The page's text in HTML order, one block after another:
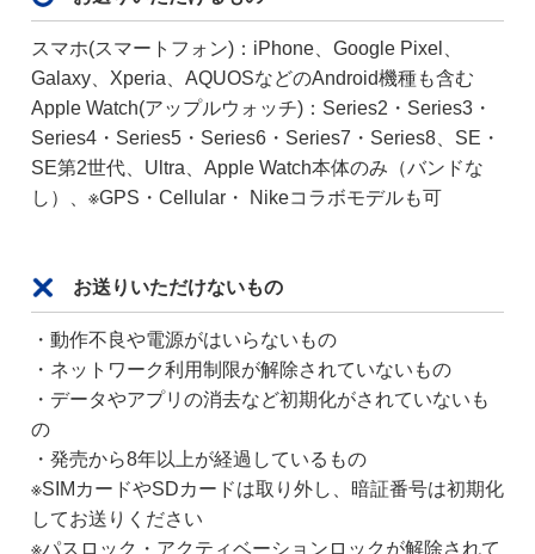
スマホ(スマートフォン)：iPhone、Google Pixel、
Galaxy、Xperia、AQUOSなどのAndroid機種も含む
Apple Watch(アップルウォッチ)：Series2・Series3・
Series4・Series5・Series6・Series7・Series8、SE・
SE第2世代、Ultra、Apple Watch本体のみ（バンドな
し）、※GPS・Cellular・ Nikeコラボモデルも可
お送りいただけないもの
・動作不良や電源がはいらないもの
・ネットワーク利用制限が解除されていないもの
・データやアプリの消去など初期化がされていないも
の
・発売から8年以上が経過しているもの
※SIMカードやSDカードは取り外し、暗証番号は初期化
してお送りください
※パスロック・アクティベーションロックが解除されて